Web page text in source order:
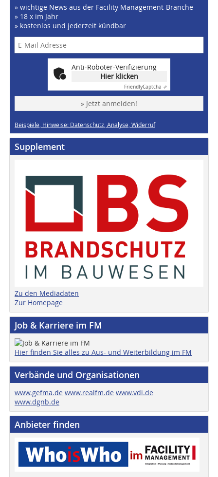
» wichtige News aus der Facility Management-Branche
» 18 x im Jahr
» kostenlos und jederzeit kündbar
Anti-Roboter-Verifizierung
Hier klicken
FriendlyCaptcha ⇗
» Jetzt anmelden!
Beispiele, Hinweise: Datenschutz, Analyse, Widerruf
Supplement
Zu den Mediadaten
Zur Homepage
Job & Karriere im FM
Hier finden Sie alles zu Aus- und Weiterbildung im FM
Verbände und Organisationen
www.gefma.de www.realfm.de www.vdi.de
www.dgnb.de
Anbieter finden